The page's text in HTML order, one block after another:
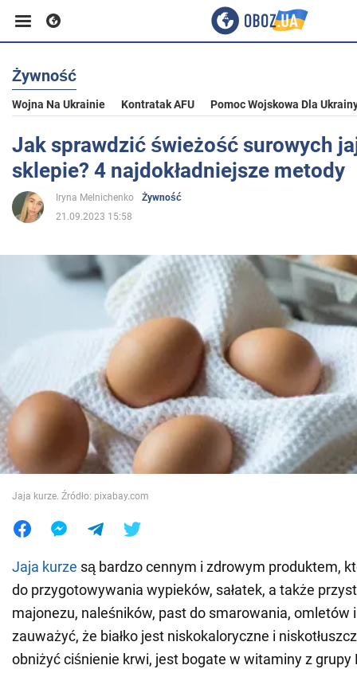
Biznes
Sport
Rozrywka
Wojna na Ukrainie
Świat
Jedzenie
Żywność
Wojna Na Ukrainie Kontratak AFU Pomoc Wojskowa Dla
Jak sprawdzić świeżość surowych
sklepie? 4 najdokładniejsze metody
Iryna Melnichenko
Żywność
21.09.2023 15:58
Jaja kurze. Źródło: pixabay.com
Jaja kurze są bardzo cennym i zdrowym produktem,
do przygotowywania wypieków, sałatek, a także
majonezu, naleśników, past do smarowania, omletów
zauważyć, że białko jest niskokaloryczne i
obniżyć ciśnienie krwi, jest bogate w witaminy z grupy